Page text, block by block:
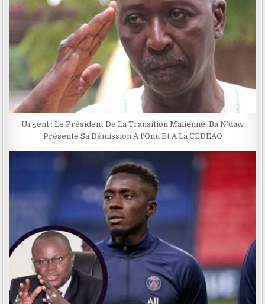
Urgent : Le Président De La Transition Malienne, Ba N’daw
Présente Sa Démission A l’Onu Et A La CEDEAO